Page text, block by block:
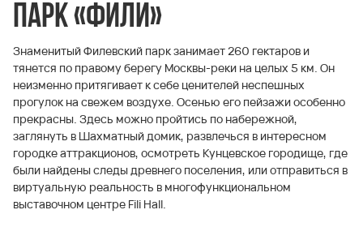
Парк «Фили»
Знаменитый Филевский парк занимает 260 гектаров и
тянется по правому берегу Москвы-реки на целых 5 км. Он
неизменно притягивает к себе ценителей неспешных
прогулок на свежем воздухе. Осенью его пейзажи особенно
прекрасны. Здесь можно пройтись по набережной,
заглянуть в Шахматный домик, развлечься в интересном
городке аттракционов, осмотреть Кунцевское городище, где
были найдены следы древнего поселения, или отправиться в
виртуальную реальность в многофункциональном
выставочном центре Fili Hall.